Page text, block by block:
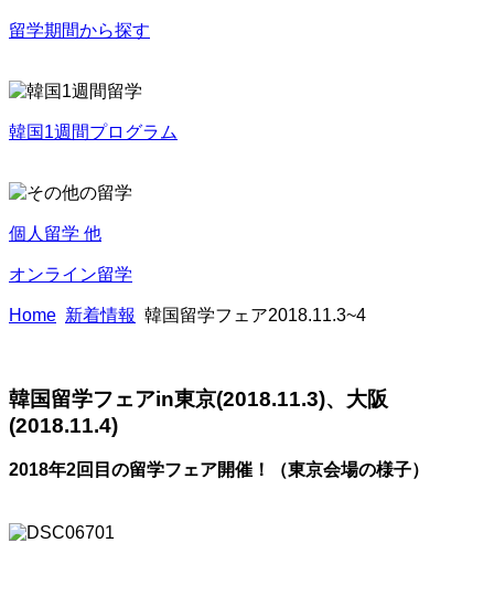
留学期間から探す
韓国1週間プログラム
個人留学 他
オンライン留学
Home 新着情報 韓国留学フェア2018.11.3~4
韓国留学フェアin東京(2018.11.3)、大阪
(2018.11.4)
2018年2回目の留学フェア開催！（東京会場の様子）